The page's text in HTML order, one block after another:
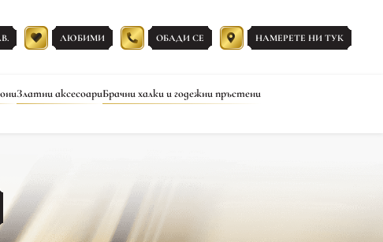
ЛЮБИМИ ОБАДИ СЕ НАМЕРЕТЕ НИ ТУК
Златни аксесоариБрачни халки и годежни пръстени